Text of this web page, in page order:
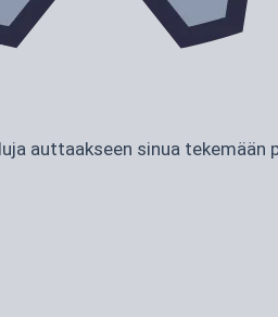
auttaakseen sinua tekemään